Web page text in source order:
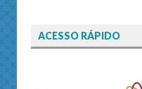
ACESSO RÁPIDO